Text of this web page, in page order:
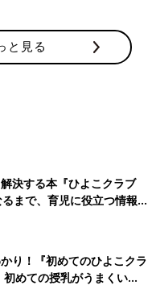
と見る
決する本『ひよこクラブ
まで、育児に役立つ情報が
り！『初めてのひよこクラ
めての授乳がうまくい
本と夏のトラブル 解決テ